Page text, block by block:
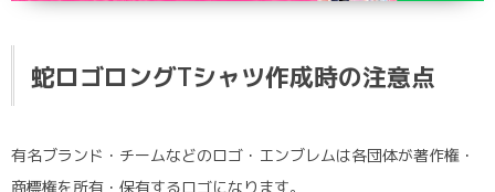
蛇ロゴロングTシャツ作成時の注意点
有名ブランド・チームなどのロゴ・エンブレムは各団体が著作権・
商標権を所有・保有するロゴになります。
フルカラー
部活動